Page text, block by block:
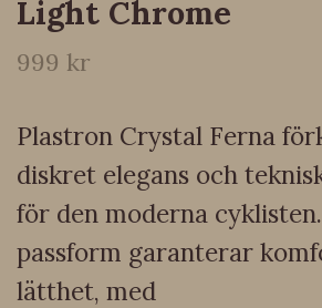
Light Chrome
999 kr
Plastron Crystal Ferna
diskret elegans och
för den moderna
passform garanterar
lätthet, med